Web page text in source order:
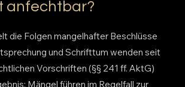
anfechtbar?
die Folgen mangelhafter Beschlüsse
und Schrifttum wenden seit
Vorschriften (§§ 241 ff. AktG)
Mängel führen im Regelfall zur